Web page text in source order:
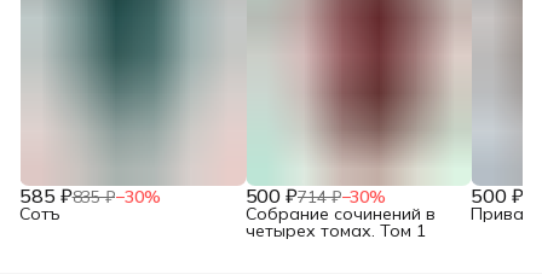
585 ₽835 ₽−30%
Сотъ
500 ₽714 ₽−30%
Собрание сочинений в
четырех томах. Том 1
500 ₽